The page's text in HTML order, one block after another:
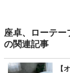
座卓、ローテー
の関連記事
【